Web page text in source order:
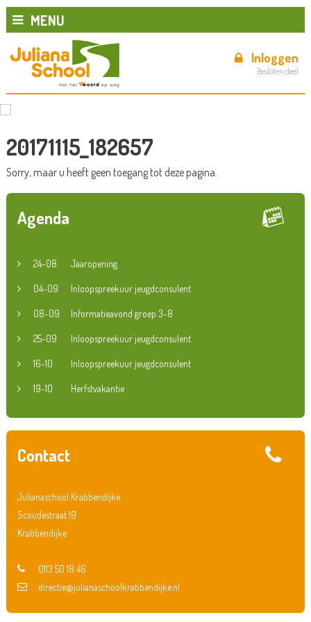
MENU
Inloggen
Besloten deel
20171115_182657
Sorry, maar u heeft geen toegang tot deze pagina.
Agenda
24-08 Jaaropening
04-09 Inloopspreekuur jeugdconsulent
08-09 Informatieavond groep 3-8
25-09 Inloopspreekuur jeugdconsulent
16-10 Inloopspreekuur jeugdconsulent
19-10 Herfstvakantie
Contact
Julianaschool Krabbendijke
Scoudestraat 19
Krabbendijke
0113 50 18 46
directie@julianaschoolkrabbendijke.nl